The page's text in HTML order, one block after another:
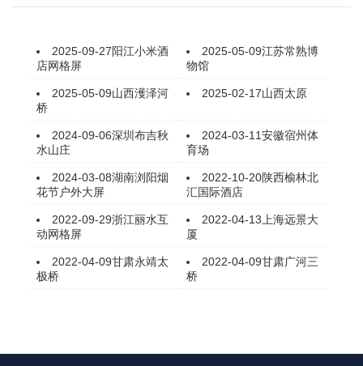
2025-09-27阳江小米酒
店网格屏
2025-05-09江苏常熟博
物馆
2025-05-09山西濩泽河
桥
2025-02-17山西太原
2024-09-06深圳布吉秋
水山庄
2024-03-11安徽宿州体
育场
2024-03-08湖南浏阳烟
花节户外大屏
2022-10-20陕西榆林北
汇国际酒店
2022-09-29浙江丽水互
动网格屏
2022-04-13上海远景大
厦
2022-04-09甘肃永靖太
极桥
2022-04-09甘肃广河三
桥​